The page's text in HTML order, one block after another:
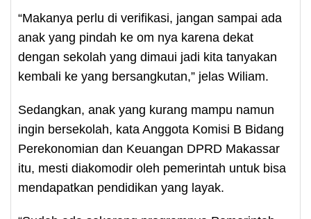
“Makanya perlu di verifikasi, jangan sampai ada
anak yang pindah ke om nya karena dekat
dengan sekolah yang dimaui jadi kita tanyakan
kembali ke yang bersangkutan,” jelas Wiliam.
Sedangkan, anak yang kurang mampu namun
ingin bersekolah, kata Anggota Komisi B Bidang
Perekonomian dan Keuangan DPRD Makassar
itu, mesti diakomodir oleh pemerintah untuk bisa
mendapatkan pendidikan yang layak.